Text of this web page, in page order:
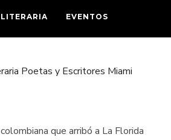
EVENTOS
que arribó a La Florida